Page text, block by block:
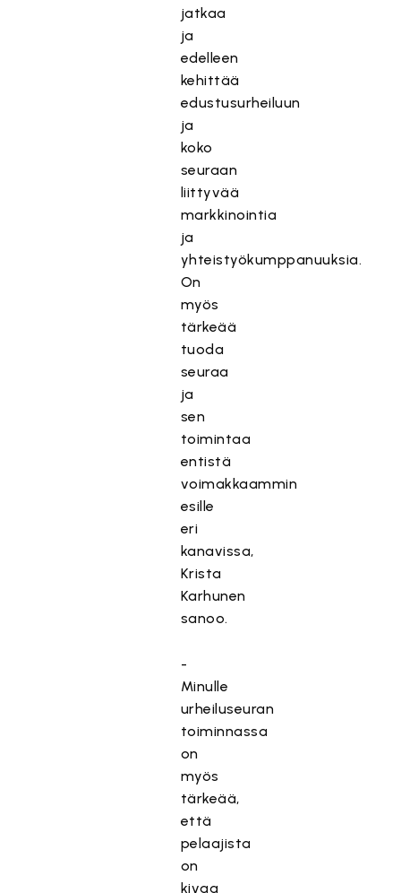
jatkaa
ja
edelleen
kehittää
edustusurheiluun
ja
koko
seuraan
liittyvää
markkinointia
ja
yhteistyökumppanuuksia.
On
myös
tärkeää
tuoda
seuraa
ja
sen
toimintaa
entistä
voimakkaammin
esille
eri
kanavissa,
Krista
Karhunen
sanoo.
-
Minulle
urheiluseuran
toiminnassa
on
myös
tärkeää,
että
pelaajista
on
kivaa